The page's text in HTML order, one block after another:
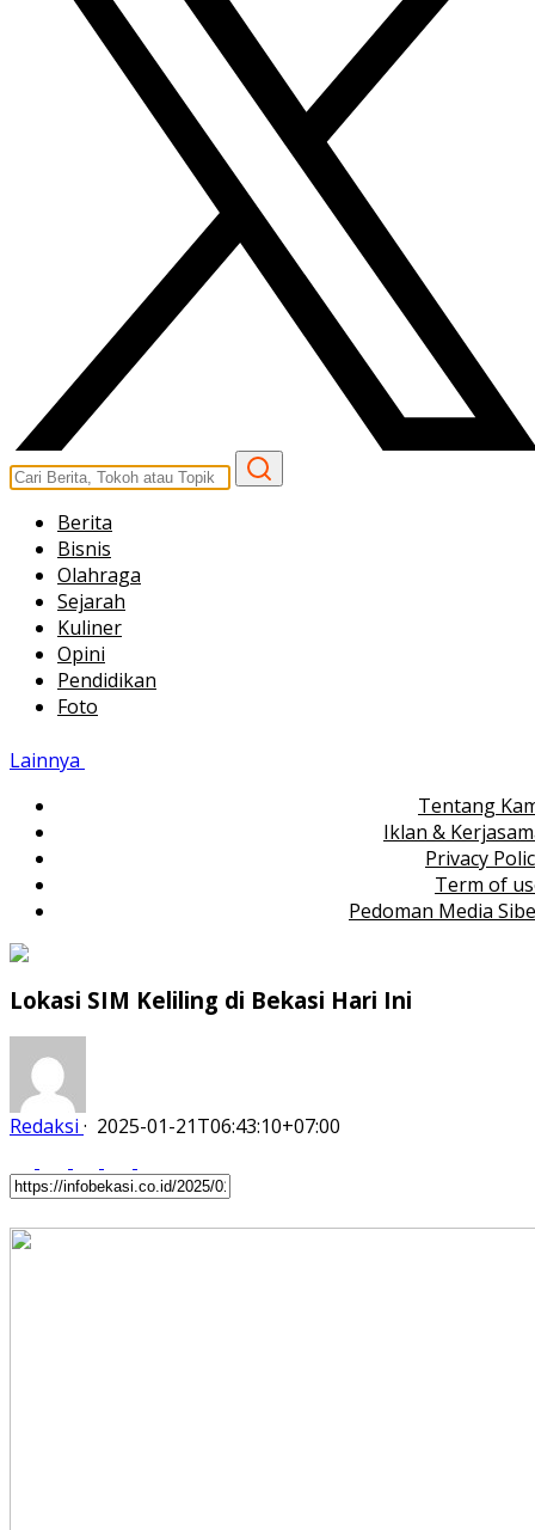
Berita
Bisnis
Olahraga
Sejarah
Kuliner
Opini
Pendidikan
Foto
Lainnya
Tentang
Iklan &
Privacy
Term of
Pedoman Media
Lokasi SIM Keliling di Bekasi Hari Ini
Redaksi · 2025-01-21T06:43:10+07:00